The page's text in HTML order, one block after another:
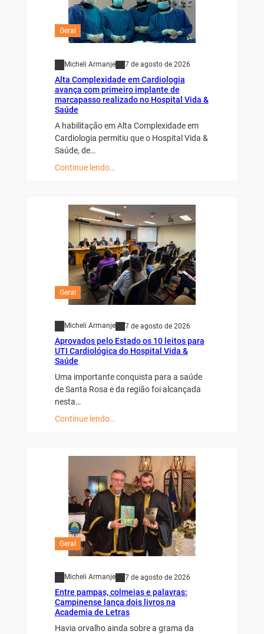
Geral
Micheli Armanje 7 de agosto de 2026
Alta Complexidade em Cardiologia
avança com primeiro implante de
marcapasso realizado no Hospital Vida &
Saúde
A habilitação em Alta Complexidade em
Cardiologia permitiu que o Hospital Vida &
Saúde, de…
Continue lendo…
Geral
Micheli Armanje 7 de agosto de 2026
Aprovados pelo Estado os 10 leitos para
UTI Cardiológica do Hospital Vida &
Saúde
Uma importante conquista para a saúde
de Santa Rosa e da região foi alcançada
nesta…
Continue lendo…
Geral
Micheli Armanje 7 de agosto de 2026
Entre pampas, colmeias e palavras:
Campinense lança dois livros na
Academia de Letras
Havia orvalho ainda sobre a grama da